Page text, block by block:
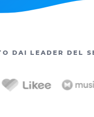
DAI LEADER DEL